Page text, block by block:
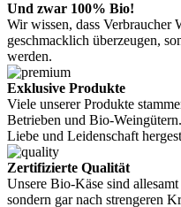
Und zwar 100% Bio!
Wir wissen, dass Verbraucher
geschmacklich überzeugen,
werden.
Exklusive Produkte
Viele unserer Produkte
Betrieben und Bio-
Liebe und Leidenschaft
Zertifizierte Qualität
Unsere Bio-Käse sind
sondern gar nach strengeren